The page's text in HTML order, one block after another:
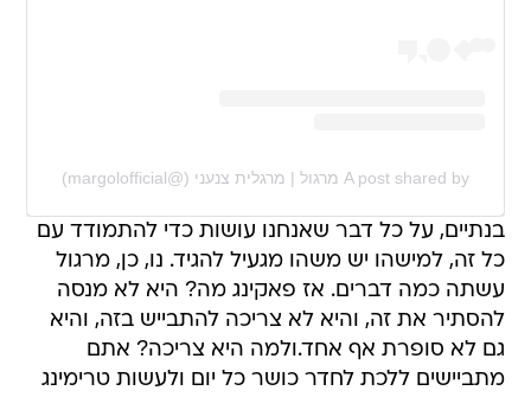
A post shared by מרגול | מרגלית צנעני (@margolofficial)
בנתיים, על כל דבר שאנחנו עושות כדי להתמודד עם
כל זה, למישהו יש משהו מגעיל להגיד. נו, כן, מרגול
עשתה כמה דברים. אז פאקינג מה? היא לא מנסה
להסתיר את זה, והיא לא צריכה להתבייש בזה, והיא
גם לא סופרת אף אחד.ולמה היא צריכה? אתם
מתביישים ללכת לחדר כושר כל יום ולעשות טרימינג